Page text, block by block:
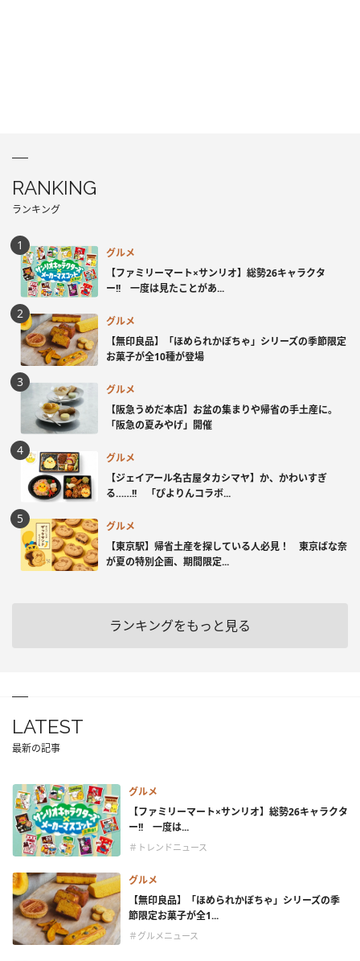
RANKING
ランキング
グルメ
【ファミリーマート×サンリオ】総勢26キャラクタ
ー!! 一度は見たことがあ...
グルメ
【無印良品】「ほめられかぼちゃ」シリーズの季節限定
お菓子が全10種が登場
グルメ
【阪急うめだ本店】お盆の集まりや帰省の手土産に。
「阪急の夏みやげ」開催
グルメ
【ジェイアール名古屋タカシマヤ】か、かわいすぎ
る……!! 「ぴよりんコラボ...
グルメ
【東京駅】帰省土産を探している人必見！ 東京ばな奈
が夏の特別企画、期間限定...
ランキングをもっと見る
LATEST
最新の記事
グルメ
【ファミリーマート×サンリオ】総勢26キャラクタ
ー!! 一度は...
＃トレンドニュース
グルメ
【無印良品】「ほめられかぼちゃ」シリーズの季
節限定お菓子が全1...
＃グルメニュース